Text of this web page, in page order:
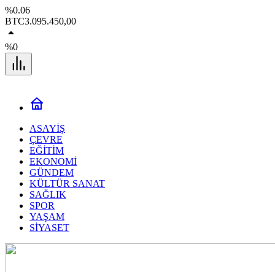
%0.06
BTC3.095.450,00
%0
ASAYİŞ
ÇEVRE
EĞİTİM
EKONOMİ
GÜNDEM
KÜLTÜR SANAT
SAĞLIK
SPOR
YAŞAM
SİYASET